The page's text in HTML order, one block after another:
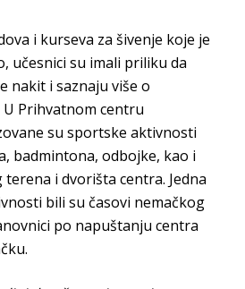
i kurseva za šivenje koje je
učesnici su imali priliku da
nakit i saznaju više o
Prihvatnom centru
su sportske aktivnosti
badmintona, odbojke, kao i
i dvorišta centra. Jedna
bili su časovi nemačkog
po napuštanju centra